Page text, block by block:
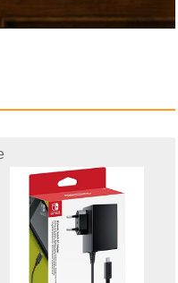
Cap : ...
Anzeige